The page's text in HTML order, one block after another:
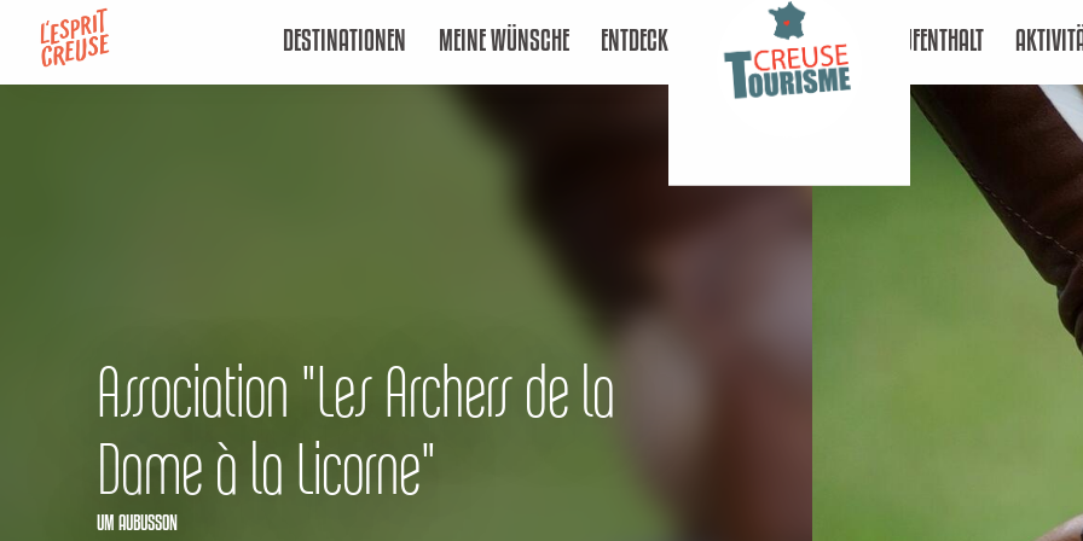
contenu
DESTINATIONEN MEINE WÜNSCHE ENTDECKEN AUFENTHALT
Association "Les Archers de la
Dame à la Licorne"
UM AUBUSSON